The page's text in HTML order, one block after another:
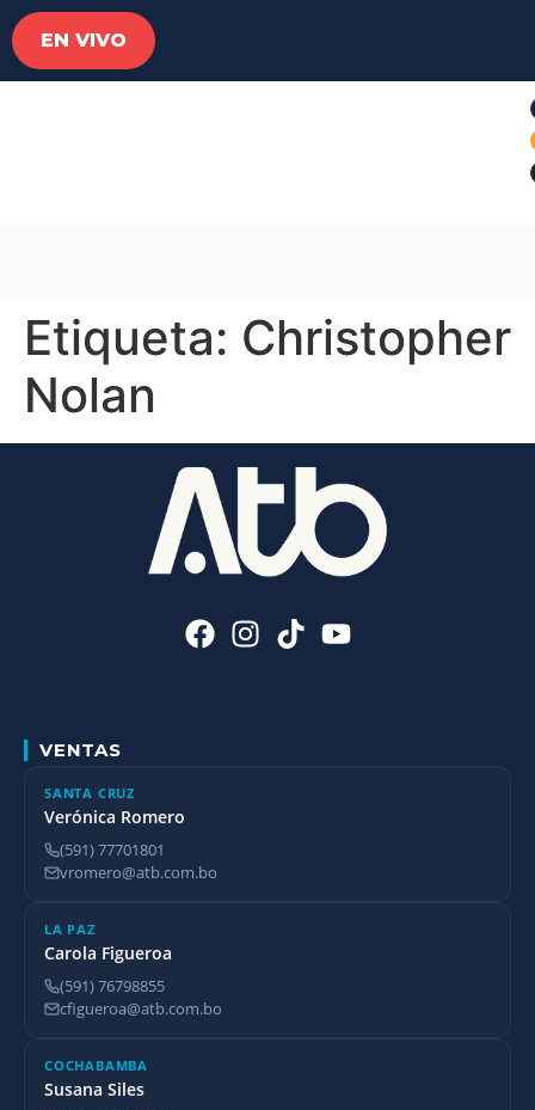
EN VIVO
Etiqueta: Christopher
Nolan
VENTAS
SANTA CRUZ
Verónica Romero
(591) 77701801
vromero@atb.com.bo
LA PAZ
Carola Figueroa
(591) 76798855
cfigueroa@atb.com.bo
COCHABAMBA
Susana Siles